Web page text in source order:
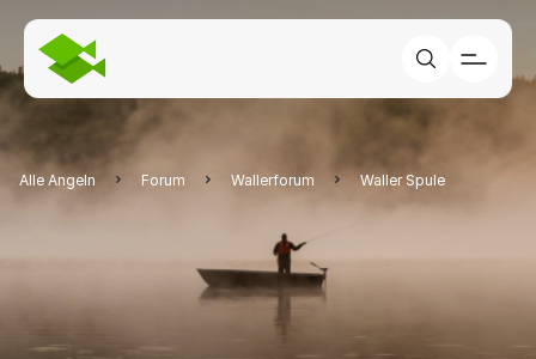
Alle Angeln Forum Wallerforum Waller Spule